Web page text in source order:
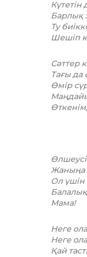
Барлық
Ту
Шешіп
Сәттер
Тағы да
Өмір
Жаныңа
Ол үшін
Балалық
Мама!
Неге
Неге
Қай